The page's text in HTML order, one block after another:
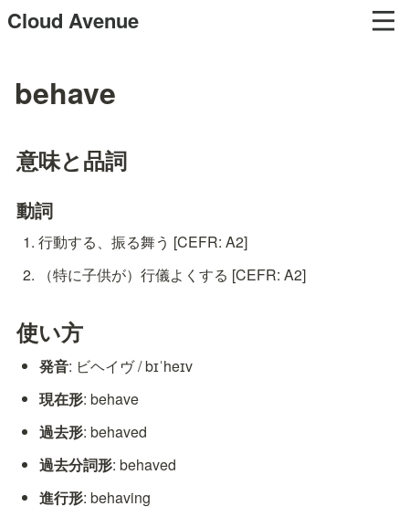
Cloud Avenue
behave
意味と品詞
動詞
行動する、振る舞う [CEFR: A2]
（特に子供が）行儀よくする [CEFR: A2]
使い方
発音: ビヘイヴ / bɪˈheɪv
現在形: behave
過去形: behaved
過去分詞形: behaved
進行形: behaving